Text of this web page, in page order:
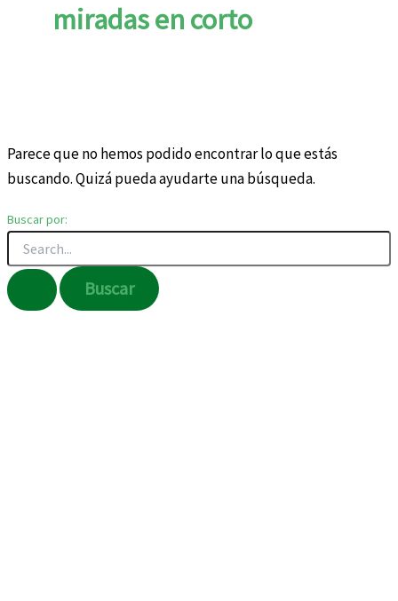
miradas en corto
Parece que no hemos podido encontrar lo que estás
buscando. Quizá pueda ayudarte una búsqueda.
Buscar por: